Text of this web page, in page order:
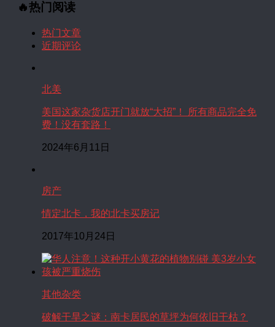
🔥热门阅读
热门文章
近期评论
北美
美国这家杂货店开门就放“大招”！ 所有商品完全免
费！没有套路！
2024年6月11日
房产
情定北卡，我的北卡买房记
2017年10月24日
其他杂类
破解干旱之谜：南卡居民的草坪为何依旧干枯？